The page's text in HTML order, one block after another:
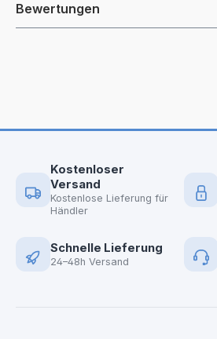
Bewertungen
Kostenloser
Versand
Kostenlose Lieferung für
Händler
Schnelle Lieferung
24–48h Versand